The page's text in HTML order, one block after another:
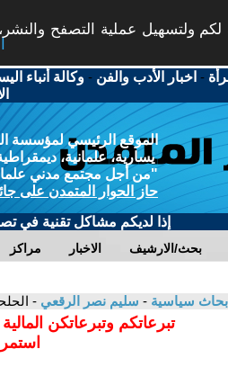
ولتسهيل عملية التصفح
- اخبار الأدب والفن -وكالة أنباء
الموقع الرئيسي لمؤسسة
يسارية، علمانية،
"من أجل مجتمع مدني
حاز الحوار المتمدن على
إذا لديكم مشاكل تقنية في
مراكز الاخبار بحث/الارشيف
سياسية - سليم نصر الرقعي -
تبرعاتكم وتبرعاتكن